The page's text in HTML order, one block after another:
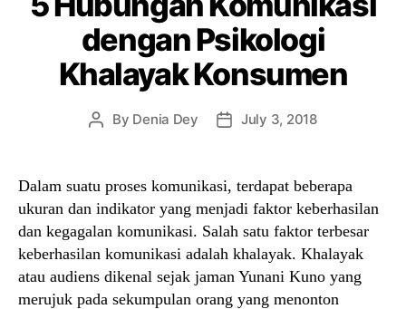
dengan Psikologi
Khalayak Konsumen
Post
By Denia Dey
PostJuly 3, 2018
Dalam suatu proses komunikasi, terdapat beberapa
ukuran dan indikator yang menjadi faktor keberhasilan
dan kegagalan komunikasi. Salah satu faktor terbesar
keberhasilan komunikasi adalah khalayak. Khalayak
atau audiens dikenal sejak jaman Yunani Kuno yang
merujuk pada sekumpulan orang yang menonton